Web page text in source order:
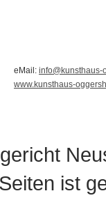
eMail: info@kunsthaus-
www.kunsthaus-
ist